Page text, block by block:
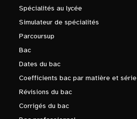
Spécialités au lycée
Simulateur de spécialités
Parcoursup
Bac
Dates du bac
Coefficients bac par matière et série
Révisions du bac
Corrigés du bac